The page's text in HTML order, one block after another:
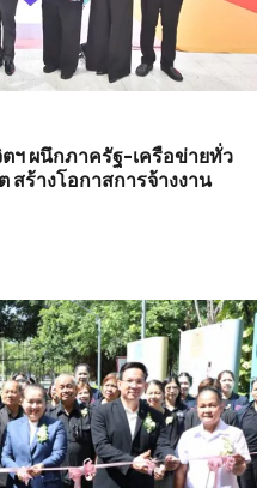
ฯ ผนึกภาครัฐ-เครือข่ายทั่ว
สร้างโอกาสการจ้างงาน